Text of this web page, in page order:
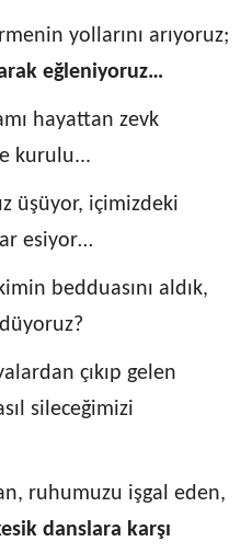
yollarını arıyoruz;
eğleniyoruz…
hayattan zevk
kurulu...
üşüyor, içimizdeki
esiyor…
bedduasını aldık,
çıkıp gelen
sileceğimizi
ruhumuzu işgal eden,
danslara karşı